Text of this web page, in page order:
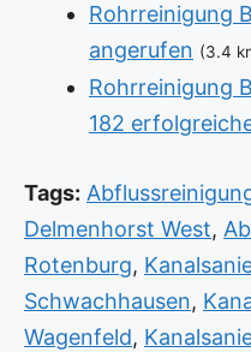
Rohrreinigung
angerufen (3.4
Rohrreinigung
182
Tags:
Delmenhorst West,
Rotenburg,
Schwachhausen,
Wagenfeld,